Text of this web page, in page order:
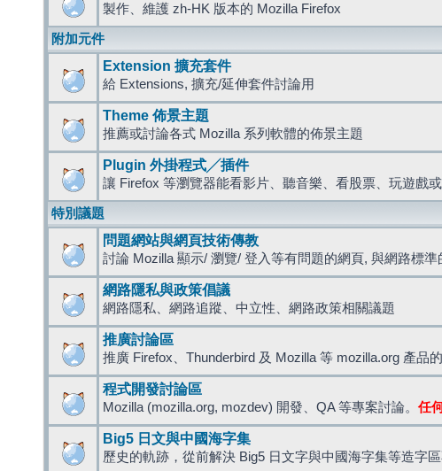
製作、維護 zh-HK 版本的 Mozilla Firefox
附加元件
Extension 擴充套件
給 Extensions, 擴充/延伸套件討論用
Theme 佈景主題
推薦或討論各式 Mozilla 系列軟體的佈景主題
Plugin 外掛程式╱插件
讓 Firefox 等瀏覽器能看影片、聽音樂、看股票、玩遊戲
特別議題
問題網站與網頁技術傳教
討論 Mozilla 顯示/ 瀏覽/ 登入等有問題的網頁, 與網路標
網路隱私與政策倡議
網路隱私、網路追蹤、中立性、網路政策相關議題
推廣討論區
推廣 Firefox、Thunderbird 及 Mozilla 等 mozilla.org 產品
程式開發討論區
Mozilla (mozilla.org, mozdev) 開發、QA 等專案討論。 任
Big5 日文與中國海字集
歷史的軌跡，從前解決 Big5 日文字與中國海字集等造字